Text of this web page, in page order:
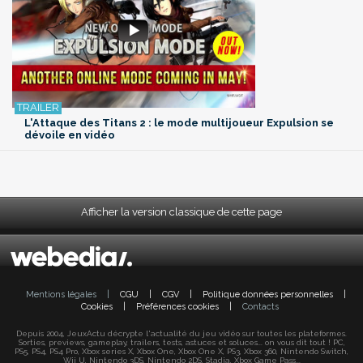
L'Attaque des Titans 2 : le mode multijoueur Expulsion se
dévoile en vidéo
Afficher la version classique de cette page
Mentions légales CGU CGV Politique données personnelles
Cookies
Préférences cookies Contacts
Depuis 2004, JeuxActu décrypte l'actualité du jeu vidéo sur toutes les plateformes.
Sorties, previews, gameplay, trailers, tests, astuces et soluces... on vous dit tout ! PC,
PS5, PS4, PS4 Pro, Xbox series X, Xbox One, Xbox One X, PS3, Xbox 360, Nintendo Switch,
Wii U, Nintendo 3DS, Nintendo 2DS, Stadia, Xbox Game Pass...